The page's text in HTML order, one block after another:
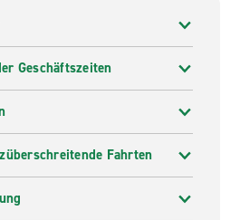
Geschäftszeiten
Fahrten